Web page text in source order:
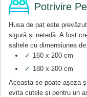
Potrivire
Husa de pat este
sigură și netedă. A fost
saltele cu dimensiunea de:
✓ 160 x 200 cm
✓ 180 x 200 cm
Aceasta se poate așeza
evita cutele și pentru un